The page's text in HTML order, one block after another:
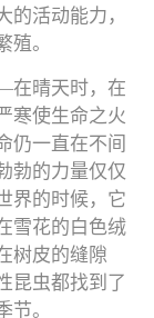
活动能力，
。
在晴天时，在
寒使生命之火
仍一直在不间
勃的力量仅仅
界的时候，它
雪花的白色绒
树皮的缝隙
昆虫都找到了
。